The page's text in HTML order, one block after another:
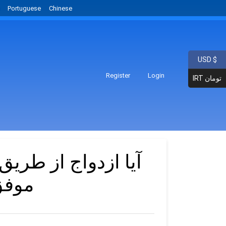
Portuguese Chinese
Register Login
آیا ازدواج از
USD $
IRT تومان